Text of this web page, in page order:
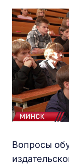
Вопросы